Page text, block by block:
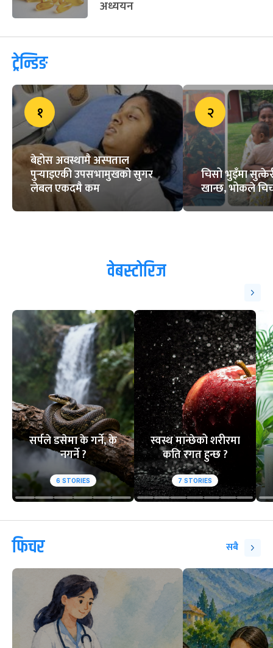
अध्ययन
ट्रेन्डिङ
१
बेहोस अवस्थामै अस्पताल
पुर्‍याइएकी उपसभामुखको सुगर
लेबल एकदमै कम
२
चिसो भुइँमा
खान्छ, भोकले
वेबस्टोरिज
सर्पले डसेमा के गर्ने, के
नगर्ने ?
6 STORIES
स्वस्थ मान्छेको शरीरमा
कति रगत हुन्छ ?
7 STORIES
फिचर सबै